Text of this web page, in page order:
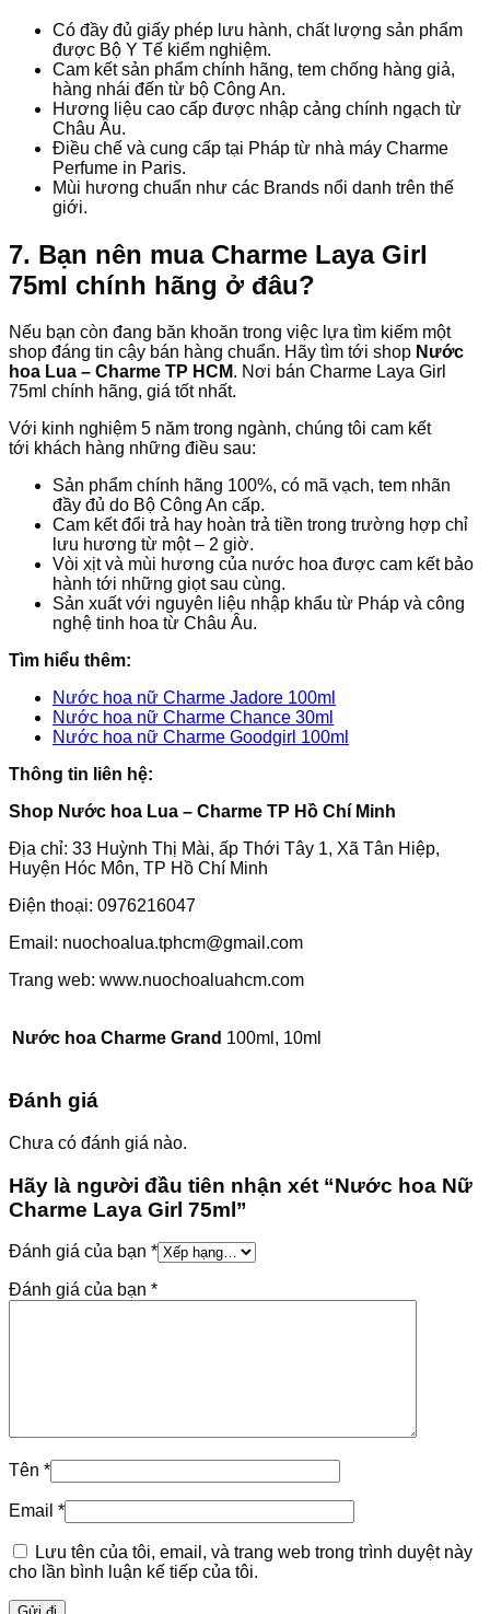
Có đầy đủ giấy phép lưu hành, chất lượng sản phẩm
được Bộ Y Tế kiểm nghiệm.
Cam kết sản phẩm chính hãng, tem chống hàng giả,
hàng nhái đến từ bộ Công An.
Hương liệu cao cấp được nhập cảng chính ngạch từ
Châu Âu.
Điều chế và cung cấp tại Pháp từ nhà máy Charme
Perfume in Paris.
Mùi hương chuẩn như các Brands nổi danh trên thế
giới.
7. Bạn nên mua Charme Laya Girl
75ml chính hãng ở đâu?
Nếu bạn còn đang băn khoăn trong việc lựa tìm kiếm một
shop đáng tin cậy bán hàng chuẩn. Hãy tìm tới shop Nước
hoa Lua – Charme TP HCM. Nơi bán Charme Laya Girl
75ml chính hãng, giá tốt nhất.
Với kinh nghiệm 5 năm trong ngành, chúng tôi cam kết
tới khách hàng những điều sau:
Sản phẩm chính hãng 100%, có mã vạch, tem nhãn
đầy đủ do Bộ Công An cấp.
Cam kết đổi trả hay hoàn trả tiền trong trường hợp chỉ
lưu hương từ một – 2 giờ.
Vòi xịt và mùi hương của nước hoa được cam kết bảo
hành tới những giọt sau cùng.
Sản xuất với nguyên liệu nhập khẩu từ Pháp và công
nghệ tinh hoa từ Châu Âu.
Tìm hiểu thêm:
Nước hoa nữ Charme Jadore 100ml
Nước hoa nữ Charme Chance 30ml
Nước hoa nữ Charme Goodgirl 100ml
Thông tin liên hệ:
Shop Nước hoa Lua – Charme TP Hồ Chí Minh
Địa chỉ: 33 Huỳnh Thị Mài, ấp Thới Tây 1, Xã Tân Hiệp,
Huyện Hóc Môn, TP Hồ Chí Minh
Điện thoại: 0976216047
Email: nuochoalua.tphcm@gmail.com
Trang web: www.nuochoaluahcm.com
Nước hoa Charme Grand 100ml, 10ml
Đánh giá
Chưa có đánh giá nào.
Hãy là người đầu tiên nhận xét “Nước hoa Nữ
Charme Laya Girl 75ml”
Đánh giá của bạn *
Đánh giá của bạn *
Tên *
Email *
Lưu tên của tôi, email, và trang web trong trình duyệt này
cho lần bình luận kế tiếp của tôi.